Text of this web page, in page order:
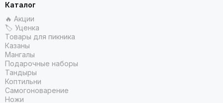
Каталог
🔥 Акции
🏷 Уценка
Товары для пикника
Казаны
Мангалы
Подарочные наборы
Тандыры
Коптильни
Самогоноварение
Ножи